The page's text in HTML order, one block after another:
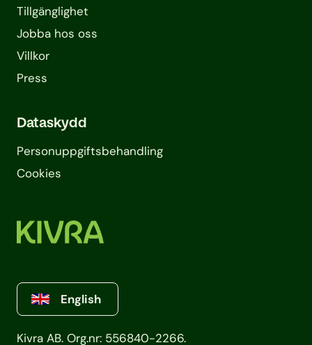
Tillgänglighet
Jobba hos oss
Villkor
Press
Dataskydd
Personuppgifts­behandling
Cookies
Kivra AB. Org.nr: 556840-2266.
English